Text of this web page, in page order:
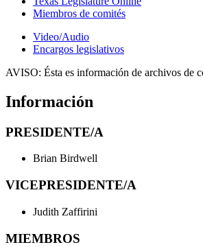
Miembros de comités
Video/Audio
Encargos legislativos
AVISO: Ésta es información de archivos de
Información
PRESIDENTE/A
Brian Birdwell
VICEPRESIDENTE/A
Judith Zaffirini
MIEMBROS